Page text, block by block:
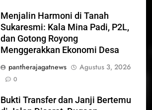
Menjalin Harmoni di Tanah
Sukaresmi: Kala Mina Padi, P2L,
dan Gotong Royong
Menggerakkan Ekonomi Desa
pantherajagatnews
Agustus 3, 2026
0
Bukti Transfer dan Janji Bertemu